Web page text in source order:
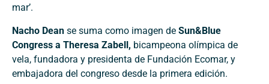
mar’.
Nacho Dean se suma como imagen de Sun&Blue
Congress a Theresa Zabell, bicampeona olímpica de
vela, fundadora y presidenta de Fundación Ecomar, y
embajadora del congreso desde la primera edición.